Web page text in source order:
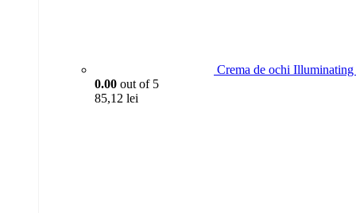
Crema de ochi
0.00 out of 5
85,12 lei